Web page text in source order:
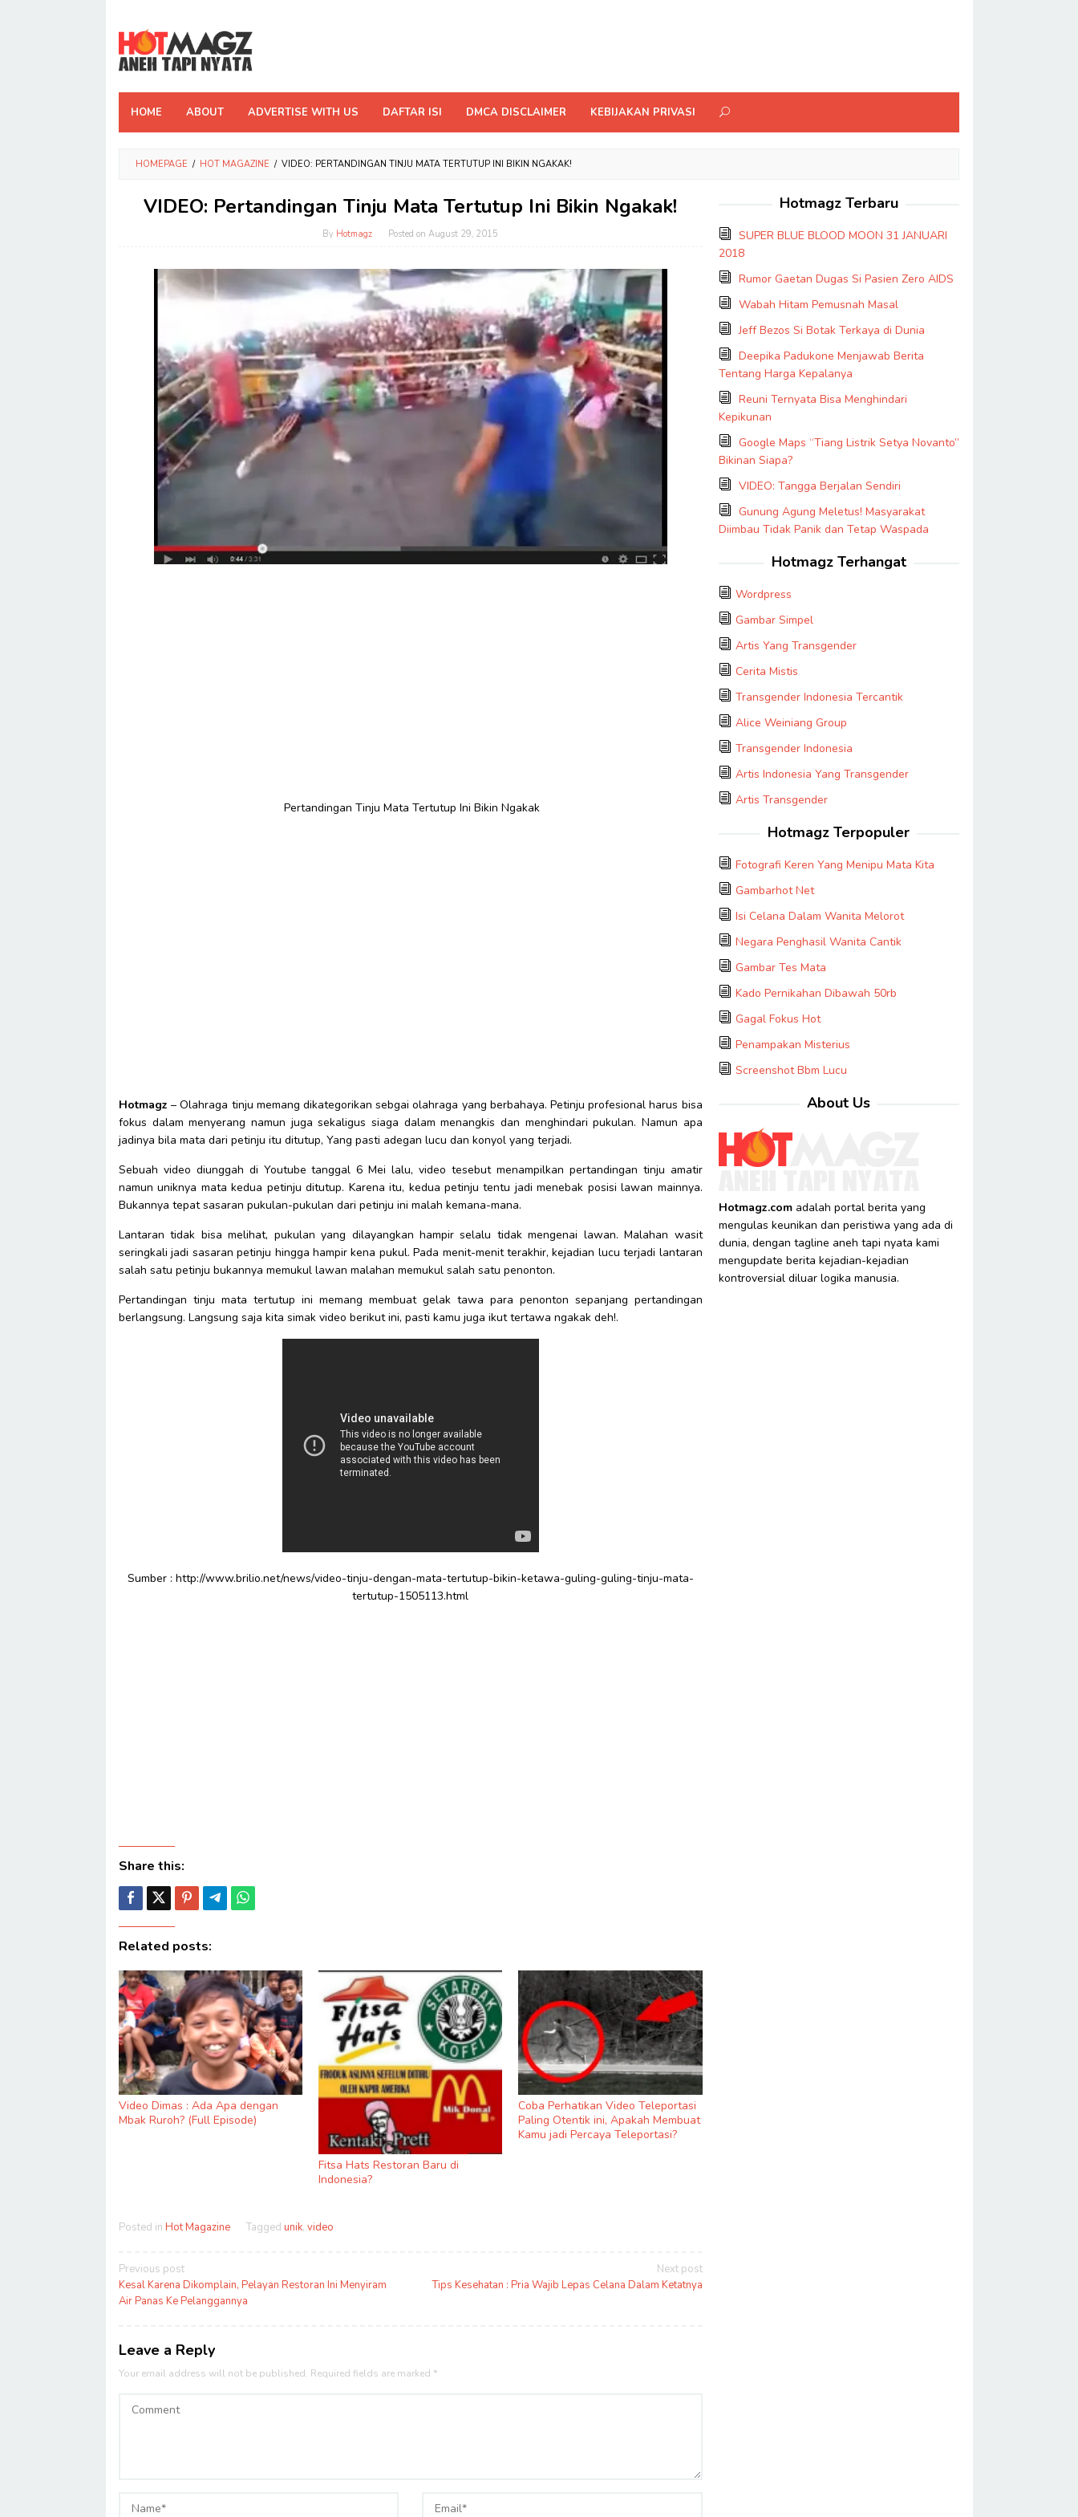
content
HOME ABOUT ADVERTISE WITH US DAFTAR ISI DMCA DISCLAIMER KEBIJAKAN PRIVASI
HOMEPAGE / HOT MAGAZINE / VIDEO: PERTANDINGAN TINJU MATA TERTUTUP INI BIKIN NGAKAK!
VIDEO: Pertandingan Tinju Mata Tertutup Ini Bikin Ngakak!
By Hotmagz Posted onAugust 29, 2015
Pertandingan Tinju Mata Tertutup Ini Bikin Ngakak
Hotmagz – Olahraga tinju memang dikategorikan sebgai olahraga yang berbahaya. Petinju profesional harus bisa
fokus dalam menyerang namun juga sekaligus siaga dalam menangkis dan menghindari pukulan. Namun apa
jadinya bila mata dari petinju itu ditutup, Yang pasti adegan lucu dan konyol yang terjadi.
Sebuah video diunggah di Youtube tanggal 6 Mei lalu, video tesebut menampilkan pertandingan tinju amatir
namun uniknya mata kedua petinju ditutup. Karena itu, kedua petinju tentu jadi menebak posisi lawan mainnya.
Bukannya tepat sasaran pukulan-pukulan dari petinju ini malah kemana-mana.
Lantaran tidak bisa melihat, pukulan yang dilayangkan hampir selalu tidak mengenai lawan. Malahan wasit
seringkali jadi sasaran petinju hingga hampir kena pukul. Pada menit-menit terakhir, kejadian lucu terjadi lantaran
salah satu petinju bukannya memukul lawan malahan memukul salah satu penonton.
Pertandingan tinju mata tertutup ini memang membuat gelak tawa para penonton sepanjang pertandingan
berlangsung. Langsung saja kita simak video berikut ini, pasti kamu juga ikut tertawa ngakak deh!.
Sumber : http://www.brilio.net/news/video-tinju-dengan-mata-tertutup-bikin-ketawa-guling-guling-tinju-mata-
tertutup-1505113.html
Share this:
Related posts:
Video Dimas : Ada Apa dengan
Mbak Ruroh? (Full Episode)
Fitsa Hats Restoran Baru di
Indonesia?
Coba Perhatikan Video Teleportasi
Paling Otentik ini, Apakah Membuat
Kamu jadi Percaya Teleportasi?
Posted in Hot Magazine Tagged unik, video
Post
navigation
Previous post
Kesal Karena Dikomplain, Pelayan Restoran Ini Menyiram
Air Panas Ke Pelanggannya
Next post
Tips Kesehatan : Pria Wajib Lepas Celana Dalam Ketatnya
Leave a Reply
Your email address will not be published. Required fields are marked *
Hotmagz Terbaru
SUPER BLUE BLOOD MOON 31 JANUARI
2018
Rumor Gaetan Dugas Si Pasien Zero AIDS
Wabah Hitam Pemusnah Masal
Jeff Bezos Si Botak Terkaya di Dunia
Deepika Padukone Menjawab Berita
Tentang Harga Kepalanya
Reuni Ternyata Bisa Menghindari
Kepikunan
Google Maps “Tiang Listrik Setya Novanto”
Bikinan Siapa?
VIDEO: Tangga Berjalan Sendiri
Gunung Agung Meletus! Masyarakat
Diimbau Tidak Panik dan Tetap Waspada
Hotmagz Terhangat
Wordpress
Gambar Simpel
Artis Yang Transgender
Cerita Mistis
Transgender Indonesia Tercantik
Alice Weiniang Group
Transgender Indonesia
Artis Indonesia Yang Transgender
Artis Transgender
Hotmagz Terpopuler
Fotografi Keren Yang Menipu Mata Kita
Gambarhot Net
Isi Celana Dalam Wanita Melorot
Negara Penghasil Wanita Cantik
Gambar Tes Mata
Kado Pernikahan Dibawah 50rb
Gagal Fokus Hot
Penampakan Misterius
Screenshot Bbm Lucu
About Us
Hotmagz.comadalah portal berita yang
mengulas keunikan dan peristiwa yang ada di
dunia, dengan tagline aneh tapi nyata kami
mengupdate berita kejadian-kejadian
kontroversial diluar logika manusia.